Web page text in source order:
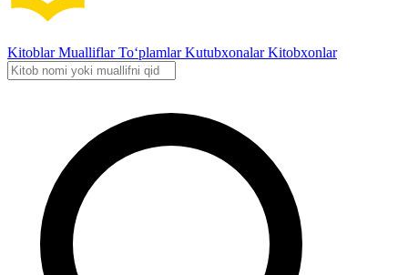
KitoblarMualliflarTo‘plamlarKutubxonalarKitobxonlar